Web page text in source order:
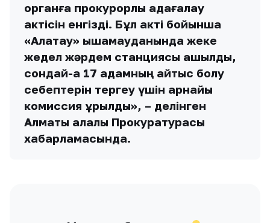
органға прокурорлық қадағалау
актісін енгізді. Бұл акті бойынша
«Алатау» ықшамауданында жеке
жедел жәрдем станциясы ашылды,
сондай-ақ 17 адамның қайтыс болу
себептерін тергеу үшін арнайы
комиссия құрылды», – делінген
Алматы қалалық Прокуратурасы
хабарламасында.